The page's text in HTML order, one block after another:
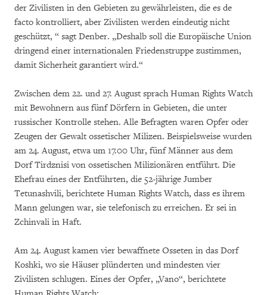
der Zivilisten in den Gebieten zu gewährleisten, die es de
facto kontrolliert, aber Zivilisten werden eindeutig nicht
geschützt, “ sagt Denber. „Deshalb soll die Europäische Union
dringend einer internationalen Friedenstruppe zustimmen,
damit Sicherheit garantiert wird.“
Zwischen dem 22. und 27. August sprach Human Rights Watch
mit Bewohnern aus fünf Dörfern in Gebieten, die unter
russischer Kontrolle stehen. Alle Befragten waren Opfer oder
Zeugen der Gewalt ossetischer Milizen. Beispielsweise wurden
am 24. August, etwa um 17.00 Uhr, fünf Männer aus dem
Dorf Tirdznisi von ossetischen Milizionären entführt. Die
Ehefrau eines der Entführten, die 52-jährige Jumber
Tetunashvili, berichtete Human Rights Watch, dass es ihrem
Mann gelungen war, sie telefonisch zu erreichen. Er sei in
Zchinvali in Haft.
Am 24. August kamen vier bewaffnete Osseten in das Dorf
Koshki, wo sie Häuser plünderten und mindesten vier
Zivilisten schlugen. Eines der Opfer, „Vano“, berichtete